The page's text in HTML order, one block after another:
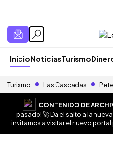
InicioNoticiasTurismo
Turismo Las Cascadas
CONTENIDO DE
pasado! 🚀 Da el salto a la
invitamos a visitar el nuevo